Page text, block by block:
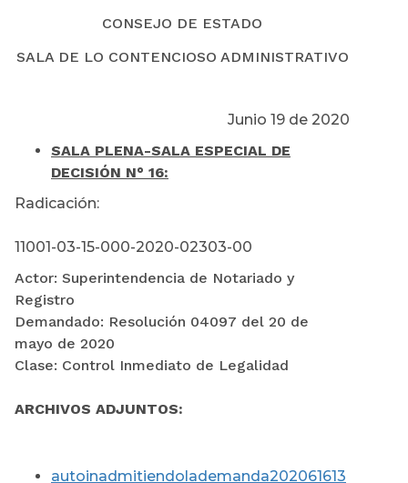
CONSEJO DE ESTADO
SALA DE LO CONTENCIOSO ADMINISTRATIVO
Junio 19 de 2020
SALA PLENA-SALA ESPECIAL DE
DECISIÓN N° 16:
Radicación:
11001-03-15-000-2020-02303-00
Actor: Superintendencia de Notariado y
Registro
Demandado: Resolución 04097 del 20 de
mayo de 2020
Clase: Control Inmediato de Legalidad
ARCHIVOS ADJUNTOS:
autoinadmitiendolademanda202061613